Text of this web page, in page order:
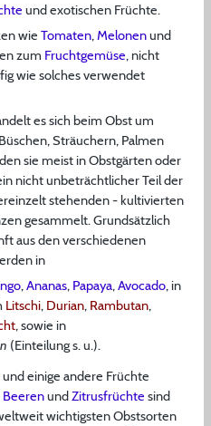
und exotischen Früchte.
wie Tomaten, Melonenund
zum Fruchtgemüse, nicht
wie solches verwendet
es sich beim Obst um
Sträuchern, Palmen
sie meist in Obstgärten oder
nicht unbeträchtlicher Teil der
stehenden - kultivierten
gesammelt. Grundsätzlich
aus den verschiedenen
in
, Ananas, Papaya, Avocado, in
Litschi, Durian, Rambutan,
, sowie in
(Einteilung s. u.).
und einige andere Früchte
BeerenundZitrusfrüchte sind
wichtigsten Obstsorten